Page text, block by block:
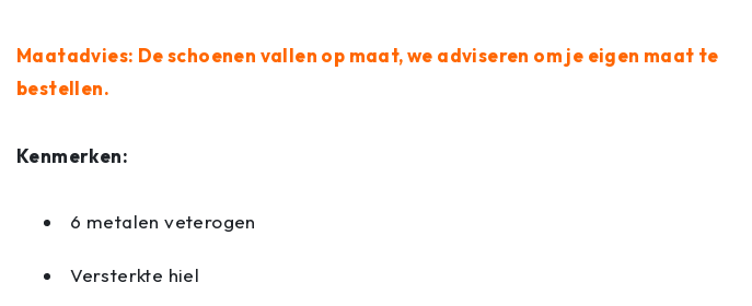
Maatadvies: De schoenen vallen op maat, we adviseren om je eigen maat te
bestellen.
Kenmerken:
6 metalen veterogen
Versterkte hiel